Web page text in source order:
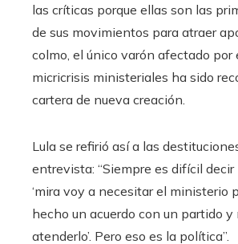
las críticas porque ellas son las
de sus movimientos para atraer
colmo, el único varón afectado por
micricrisis ministeriales ha sido
cartera de nueva creación.
Lula se refirió así a las
entrevista: “Siempre es difícil decir
‘mira voy a necesitar el ministerio
hecho un acuerdo con un partido y
atenderlo’. Pero eso es la política”.